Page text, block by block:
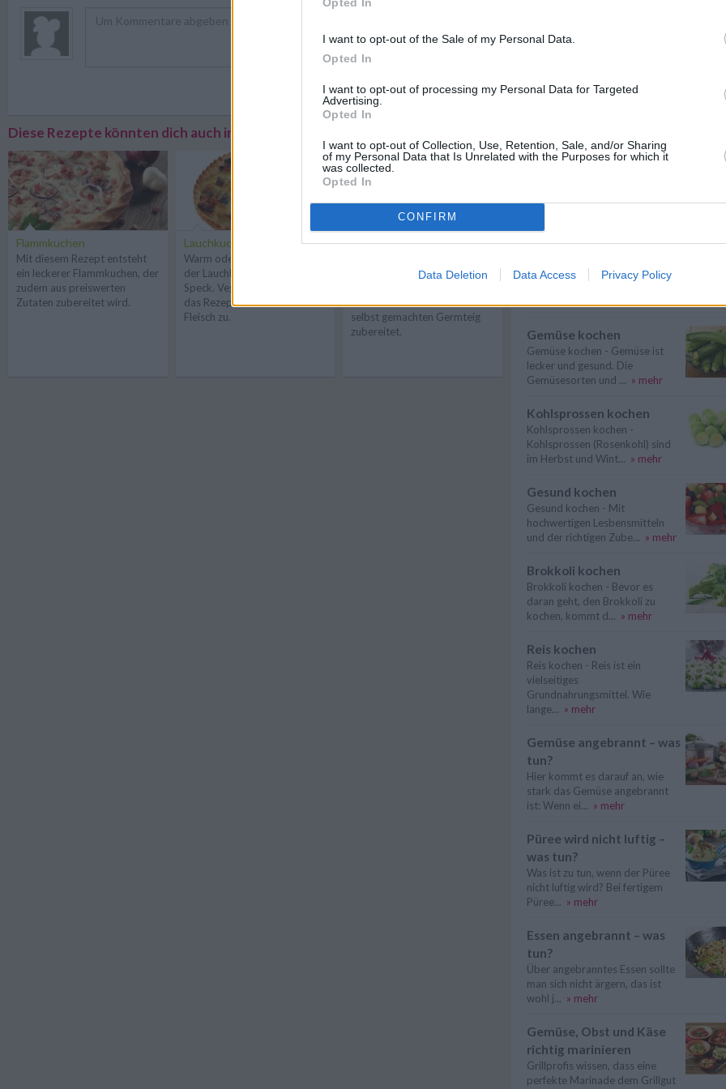
I want to opt-out of the Sale of my Personal Data.
Opted In
I want to opt-out of processing my Personal Data for Targeted
Advertising.
Opted In
I want to opt-out of Collection, Use, Retention, Sale, and/or Sharing
of my Personal Data that Is Unrelated with the Purposes for which it
was collected.
Opted In
CONFIRM
Data Deletion Data Access Privacy Policy
Registrieren Anmelden
Diese Rezepte könnten dich auch interessieren
Flammkuchen
Mit diesem Rezept entsteht
ein leckerer Flammkuchen, der
zudem aus preiswerten
Zutaten zubereitet wird.
Lauchkuchen
Warm oder kalt ein Genuss,
der Lauchkuchen mit feinem
Speck. Vegetarier bereiten
das Rezept einfach ohne
Fleisch zu.
Flammkuchen mit Schinken
Schinken schmeckt
wird der Flammkuchen mit
selbst gemachten Germteig
zubereitet.
Spargel kochen - Hier gibt es
Karfiol kochen
Thema: Wie ... » mehr
Als Grundlage für Suppen dienen
Kartoffeln kochen - Kartoffeln
Gemüse kochen
Gemüse kochen - Gemüse ist
lecker und gesund. Die
Gemüsesorten und ... » mehr
Kohlsprossen kochen
Kohlsprossen kochen -
Kohlsprossen (Rosenkohl) sind
im Herbst und Wint... » mehr
Gesund kochen
Gesund kochen - Mit
hochwertigen Lesbensmitteln
und der richtigen Zube... » mehr
Brokkoli kochen
Brokkoli kochen - Bevor es
daran geht, den Brokkoli zu
kochen, kommt d... » mehr
Reis kochen
Reis kochen - Reis ist ein
vielseitiges
Grundnahrungsmittel. Wie
lange... » mehr
Gemüse angebrannt – was
tun?
Hier kommt es darauf an, wie
stark das Gemüse angebrannt
ist: Wenn ei... » mehr
Püree wird nicht luftig –
was tun?
Was ist zu tun, wenn der Püree
nicht luftig wird? Bei fertigem
Püree... » mehr
Essen angebrannt – was
tun?
Über angebranntes Essen sollte
man sich nicht ärgern, das ist
wohl j... » mehr
Gemüse, Obst und Käse
richtig marinieren
Grillprofis wissen, dass eine
perfekte Marinade dem Grillgut